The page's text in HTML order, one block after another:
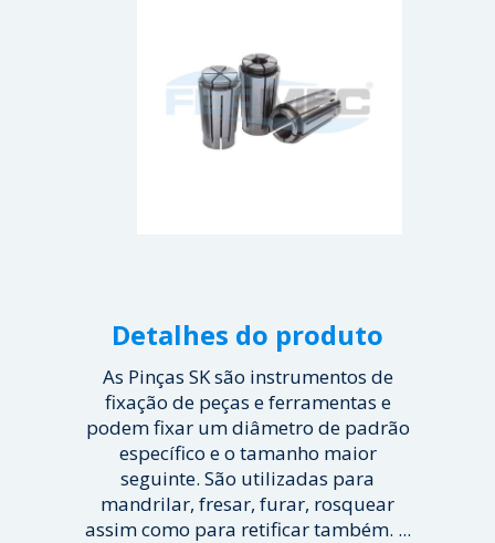
Detalhes do produto
As Pinças SK são instrumentos de
fixação de peças e ferramentas e
podem fixar um diâmetro de padrão
específico e o tamanho maior
seguinte. São utilizadas para
mandrilar, fresar, furar, rosquear
assim como para retificar também. ...